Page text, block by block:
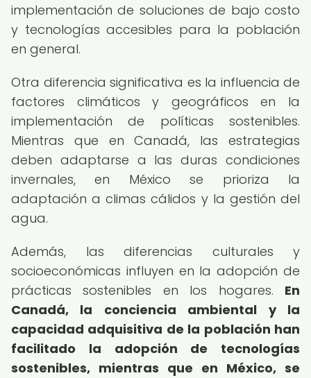
implementación de soluciones de bajo costo
y tecnologías accesibles para la población
en general.
Otra diferencia significativa es la influencia de
factores climáticos y geográficos en la
implementación de políticas sostenibles.
Mientras que en Canadá, las estrategias
deben adaptarse a las duras condiciones
invernales, en México se prioriza la
adaptación a climas cálidos y la gestión del
agua.
Además, las diferencias culturales y
socioeconómicas influyen en la adopción de
prácticas sostenibles en los hogares. En
Canadá, la conciencia ambiental y la
capacidad adquisitiva de la población han
facilitado la adopción de tecnologías
sostenibles, mientras que en México, se